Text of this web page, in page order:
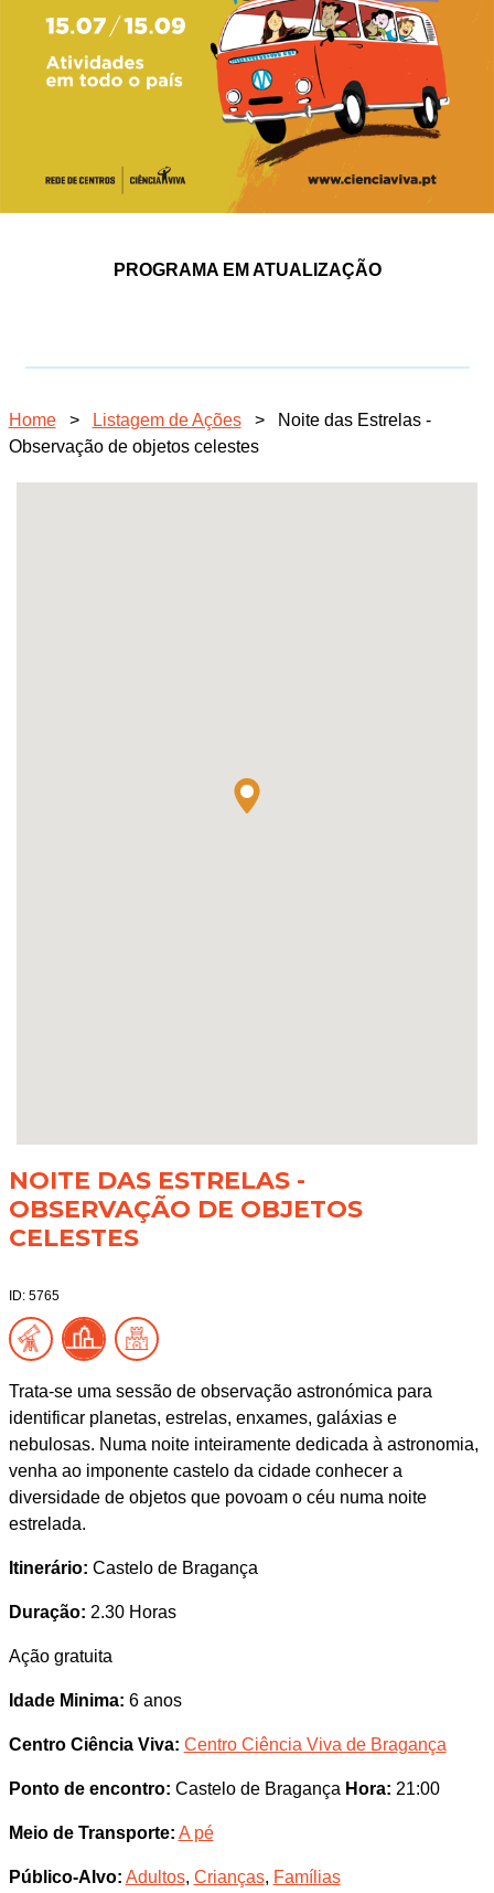
PROGRAMA EM ATUALIZAÇÃO
Home > Listagem de Ações >
Noite das Estrelas -
Observação de objetos celestes
NOITE DAS ESTRELAS -
OBSERVAÇÃO DE OBJETOS
CELESTES
ID: 5765
Trata-se uma sessão de observação astronómica para
identificar planetas, estrelas, enxames, galáxias e
nebulosas. Numa noite inteiramente dedicada à astronomia,
venha ao imponente castelo da cidade conhecer a
diversidade de objetos que povoam o céu numa noite
estrelada.
Itinerário: Castelo de Bragança
Duração: 2.30 Horas
Ação gratuita
Idade Minima: 6 anos
Centro Ciência Viva: Centro Ciência Viva de Bragança
Ponto de encontro: Castelo de Bragança Hora: 21:00
Meio de Transporte: A pé
Público-Alvo: Adultos, Crianças, Famílias